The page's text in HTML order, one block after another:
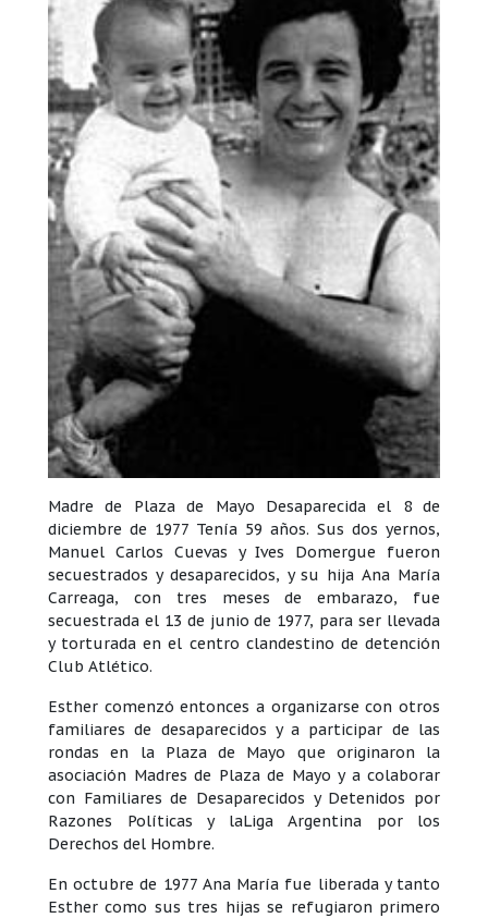
Madre de Plaza de Mayo Desaparecida el 8 de
diciembre de 1977 Tenía 59 años. Sus dos yernos,
Manuel Carlos Cuevas y Ives Domergue fueron
secuestrados y desaparecidos, y su hija Ana María
Carreaga, con tres meses de embarazo, fue
secuestrada el 13 de junio de 1977, para ser llevada
y torturada en el centro clandestino de detención
Club Atlético.
Esther comenzó entonces a organizarse con otros
familiares de desaparecidos y a participar de las
rondas en la Plaza de Mayo que originaron la
asociación Madres de Plaza de Mayo y a colaborar
con Familiares de Desaparecidos y Detenidos por
Razones Políticas y laLiga Argentina por los
Derechos del Hombre.
En octubre de 1977 Ana María fue liberada y tanto
Esther como sus tres hijas se refugiaron primero